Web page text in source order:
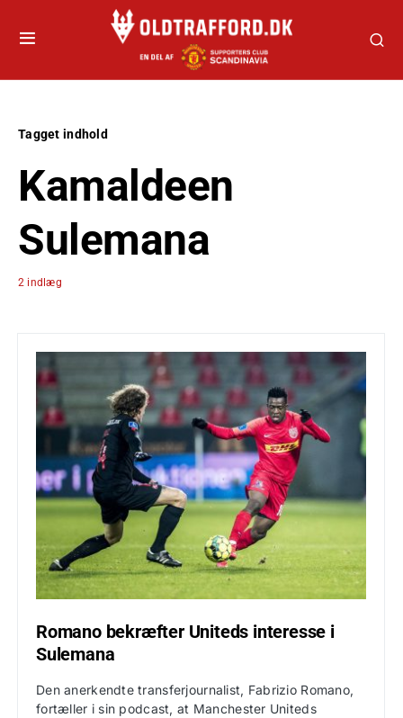
Tagget indhold
Kamaldeen
Sulemana
2 indlæg
Romano bekræfter Uniteds interesse i
Sulemana
Den anerkendte transferjournalist, Fabrizio Romano,
fortæller i sin podcast, at Manchester Uniteds